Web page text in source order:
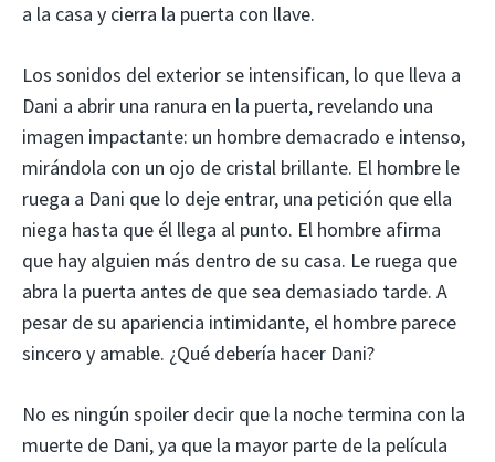
a la casa y cierra la puerta con llave.
Los sonidos del exterior se intensifican, lo que lleva a
Dani a abrir una ranura en la puerta, revelando una
imagen impactante: un hombre demacrado e intenso,
mirándola con un ojo de cristal brillante. El hombre le
ruega a Dani que lo deje entrar, una petición que ella
niega hasta que él llega al punto. El hombre afirma
que hay alguien más dentro de su casa. Le ruega que
abra la puerta antes de que sea demasiado tarde. A
pesar de su apariencia intimidante, el hombre parece
sincero y amable. ¿Qué debería hacer Dani?
No es ningún spoiler decir que la noche termina con la
muerte de Dani, ya que la mayor parte de la película